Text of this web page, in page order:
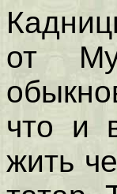
от
что и
жить